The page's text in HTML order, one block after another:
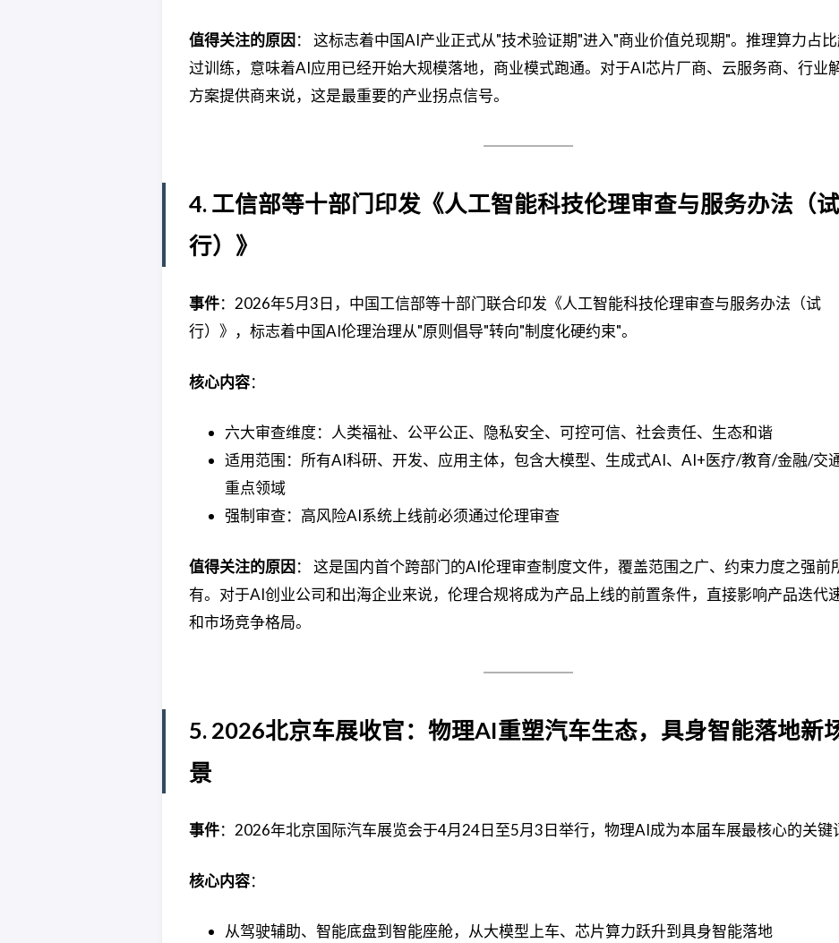
值得关注的原因： 这标志着中国AI产业正式从"技术验证期"进入"商业价值兑现期"。推理算力占
过训练，意味着AI应用已经开始大规模落地，商业模式跑通。对于AI芯片厂商、云服务商、行业
方案提供商来说，这是最重要的产业拐点信号。
4. 工信部等十部门印发《人工智能科技伦理审查与服务办法（试
行）》
事件：2026年5月3日，中国工信部等十部门联合印发《人工智能科技伦理审查与服务办法（试
行）》，标志着中国AI伦理治理从"原则倡导"转向"制度化硬约束"。
核心内容：
六大审查维度：人类福祉、公平公正、隐私安全、可控可信、社会责任、生态和谐
适用范围：所有AI科研、开发、应用主体，包含大模型、生成式AI、AI+医疗/教育/金融/交
重点领域
强制审查：高风险AI系统上线前必须通过伦理审查
值得关注的原因： 这是国内首个跨部门的AI伦理审查制度文件，覆盖范围之广、约束力度之强前
有。对于AI创业公司和出海企业来说，伦理合规将成为产品上线的前置条件，直接影响产品迭代
和市场竞争格局。
5. 2026北京车展收官：物理AI重塑汽车生态，具身智能落地新
景
事件：2026年北京国际汽车展览会于4月24日至5月3日举行，物理AI成为本届车展最核心的关键
核心内容：
从驾驶辅助、智能底盘到智能座舱，从大模型上车、芯片算力跃升到具身智能落地